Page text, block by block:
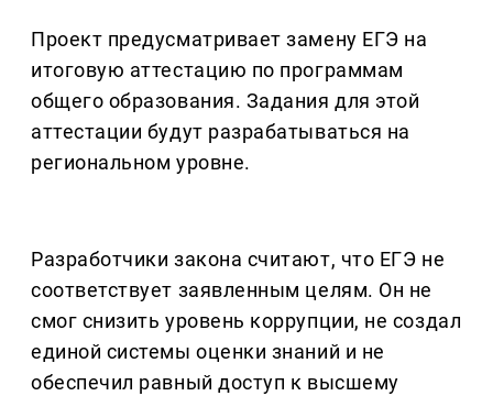
Проект предусматривает замену ЕГЭ на
итоговую аттестацию по программам
общего образования. Задания для этой
аттестации будут разрабатываться на
региональном уровне.
Разработчики закона считают, что ЕГЭ не
соответствует заявленным целям. Он не
смог снизить уровень коррупции, не создал
единой системы оценки знаний и не
обеспечил равный доступ к высшему